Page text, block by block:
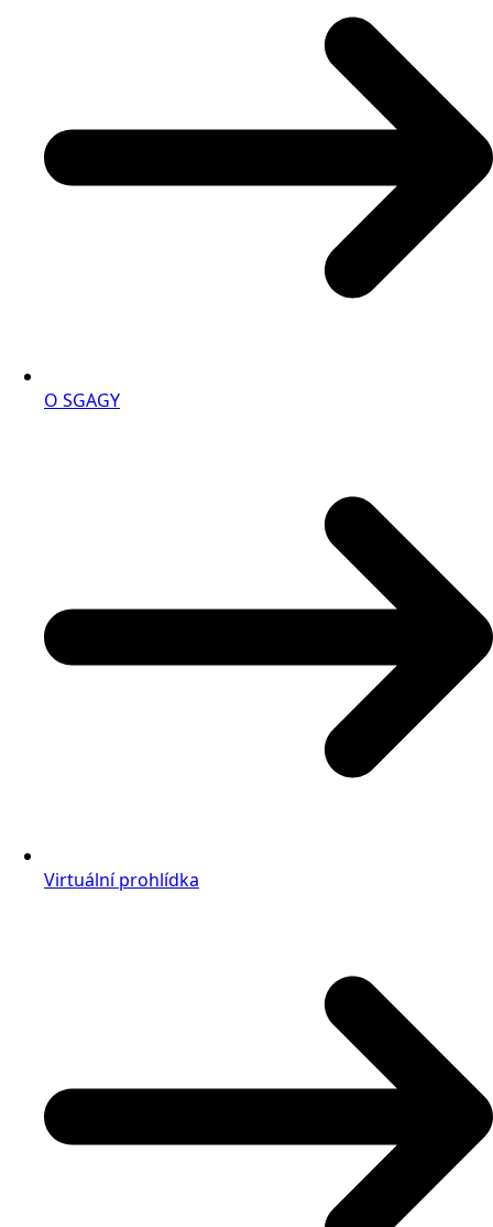
O SGAGY
Virtuální prohlídka